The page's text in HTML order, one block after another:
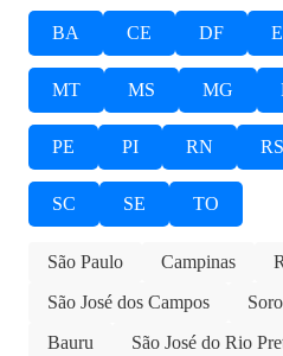
BA CE DF
MT MS MG
PE PI RN RS
SC SE TO
São Paulo Campinas
São José dos Campos
Bauru
São José do Rio